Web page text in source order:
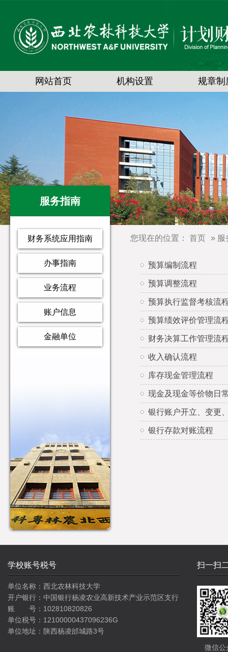
网站首页 机构设置 规章制
服务指南
财务系统应用指南
办事指南
业务流程
账户信息
金融单位
您现在的位置： 首页 » 服
预算编制流程
预算调整流程
预算执行监督考核流
预算绩效评价管理流
财务决算工作管理流
收入确认流程
库存现金管理流程
现金及现金等价物日
银行账户开立、变更
银行存款对账流程
学校账号税号
单位名称：西北农林科技大学
开户银行：中国银行杨凌农业高新技术产业示范区支行
账 号：102810820826
单位税号：12100000437096236G
单位地址：陕西杨凌邰城路3号
扫一扫
微信公